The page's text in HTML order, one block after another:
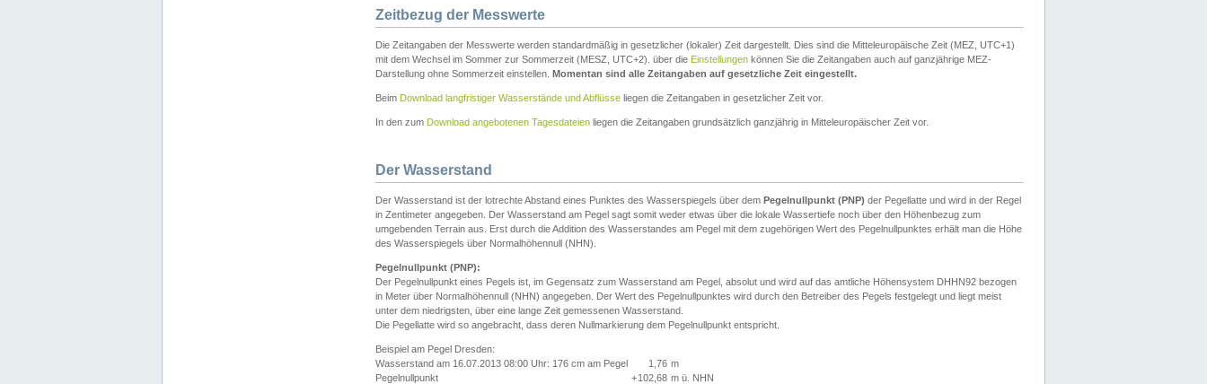
Zeitbezug der Messwerte
Die Zeitangaben der Messwerte werden standardmäßig in gesetzlicher (lokaler) Zeit dargestellt. Dies sind die Mitteleuropäische Zeit (MEZ, UTC+1)
mit dem Wechsel im Sommer zur Sommerzeit (MESZ, UTC+2). über die Einstellungen können Sie die Zeitangaben auch auf ganzjährige MEZ-
Darstellung ohne Sommerzeit einstellen. Momentan sind alle Zeitangaben auf gesetzliche Zeit eingestellt.
Beim Download langfristiger Wasserstände und Abflüsse liegen die Zeitangaben in gesetzlicher Zeit vor.
In den zum Download angebotenen Tagesdateien liegen die Zeitangaben grundsätzlich ganzjährig in Mitteleuropäischer Zeit vor.
Der Wasserstand
Der Wasserstand ist der lotrechte Abstand eines Punktes des Wasserspiegels über dem Pegelnullpunkt (PNP) der Pegellatte und wird in der Regel
in Zentimeter angegeben. Der Wasserstand am Pegel sagt somit weder etwas über die lokale Wassertiefe noch über den Höhenbezug zum
umgebenden Terrain aus. Erst durch die Addition des Wasserstandes am Pegel mit dem zugehörigen Wert des Pegelnullpunktes erhält man die Höhe
des Wasserspiegels über Normalhöhennull (NHN).
Pegelnullpunkt (PNP):
Der Pegelnullpunkt eines Pegels ist, im Gegensatz zum Wasserstand am Pegel, absolut und wird auf das amtliche Höhensystem DHHN92 bezogen
in Meter über Normalhöhennull (NHN) angegeben. Der Wert des Pegelnullpunktes wird durch den Betreiber des Pegels festgelegt und liegt meist
unter dem niedrigsten, über eine lange Zeit gemessenen Wasserstand.
Die Pegellatte wird so angebracht, dass deren Nullmarkierung dem Pegelnullpunkt entspricht.
Beispiel am Pegel Dresden:
Wasserstand am 16.07.2013 08:00 Uhr: 176 cm am Pegel
1,76 m
Pegelnullpunkt
+102,68 m ü. NHN